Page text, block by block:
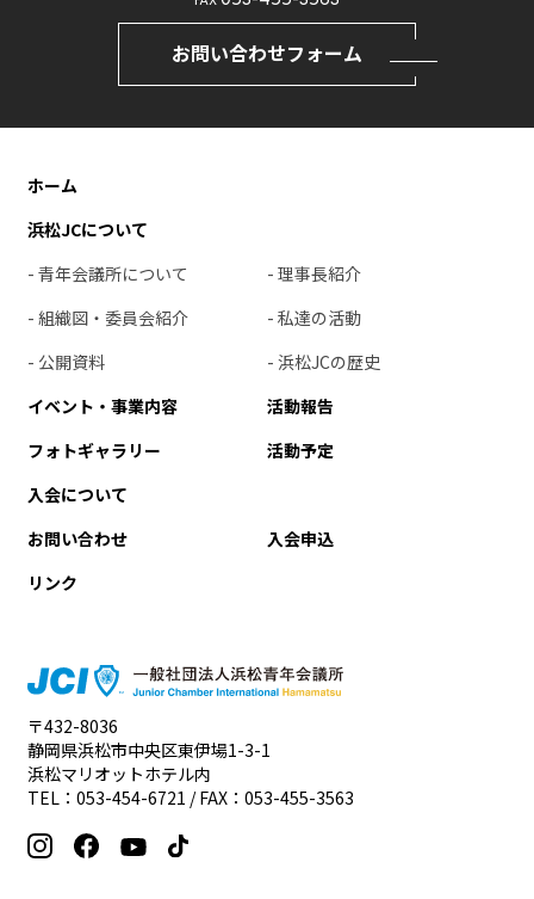
お問い合わせフォーム
ホーム
浜松JCについて
- 青年会議所について
- 理事長紹介
- 組織図・委員会紹介
- 私達の活動
- 公開資料
- 浜松JCの歴史
イベント・事業内容
活動報告
フォトギャラリー
活動予定
入会について
お問い合わせ
入会申込
リンク
〒432-8036
静岡県浜松市中央区東伊場1-3-1
浜松マリオットホテル内
TEL： 053-454-6721 / FAX：053-455-3563